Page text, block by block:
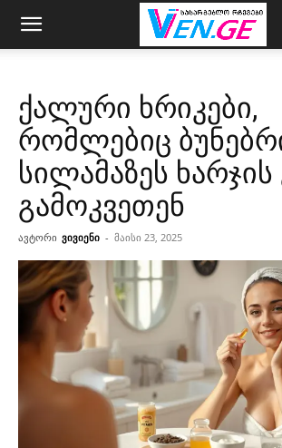
ქალური ხრიკები,
რომლებიც
სილამაზეს ხარჯის
გამოკვეთენ
ავტორი ვივიენი - მაისი 23, 2025